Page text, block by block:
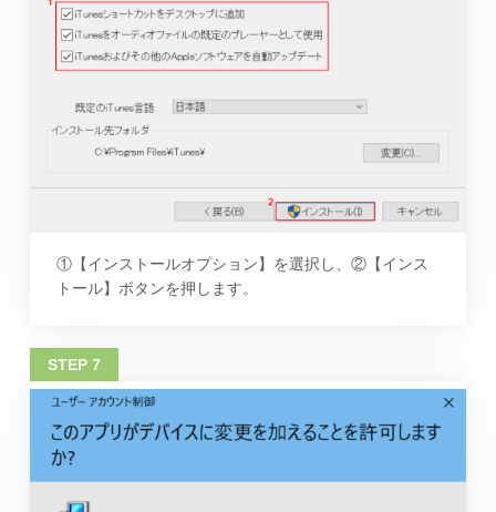
①【インストールオプション】を選択し、②【インス
トール】ボタンを押します。